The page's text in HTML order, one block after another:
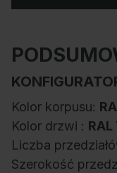
Kolor korpusu:
Kolor drzwi :
Liczba
Szerokość